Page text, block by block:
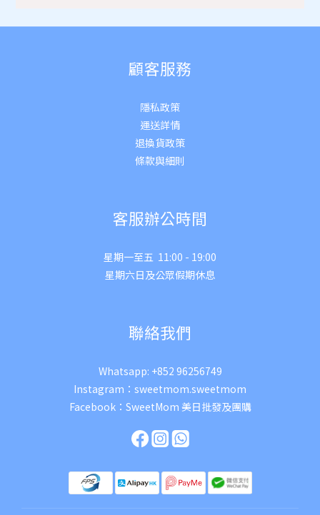
顧客服務
隱私政策
運送詳情
退換貨政策
條款與細則
客服辦公時間
星期一至五 11:00 - 19:00
星期六日及公眾假期休息
聯絡我們
Whatsapp: +852 96256749
Instagram： sweetmom.sweetmom
Facebook： SweetMom 美日批發及團購